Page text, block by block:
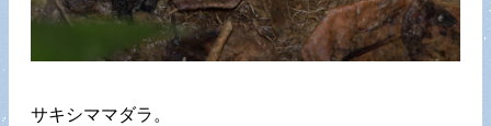
サキシママダラ。